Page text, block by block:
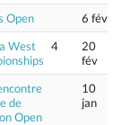
Open
6 fév
West
4
20
fév
de
Open
10
jan